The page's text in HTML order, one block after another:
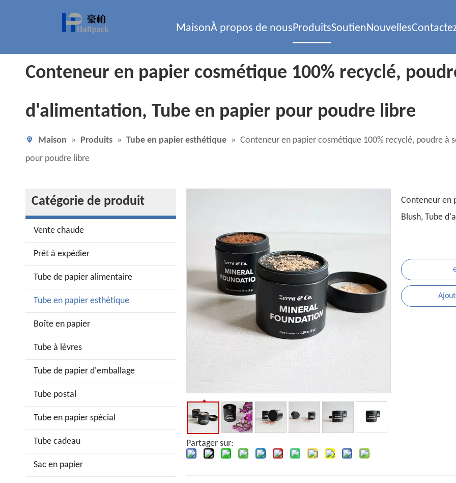
MaisonÀ propos de nousProduitsSoutienNouvelles
Conteneur en papier cosmétique 100% recyclé,
d'alimentation, Tube en papier pour poudre libre
Maison » Produits » Tube en papier esthétique » Conteneur en papier cosmétique 100% recyclé, poudre à
pour poudre libre
Catégorie de produit
Vente chaude
Prêt à expédier
Tube de papier alimentaire
Tube en papier esthétique
Boîte en papier
Tube à lèvres
Tube de papier d'emballage
Tube postal
Tube en papier spécial
Tube cadeau
Sac en papier
Partager sur:
Conteneur en
Blush, Tube